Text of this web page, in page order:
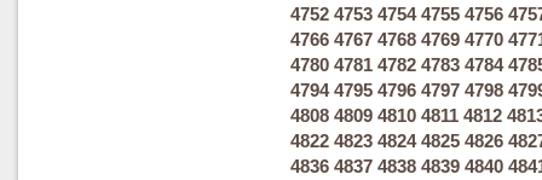
4752 4753 4754 4755 4756
4766 4767 4768 4769 4770
4780 4781 4782 4783 4784
4794 4795 4796 4797 4798
4808 4809 4810 4811 4812
4822 4823 4824 4825 4826
4836 4837 4838 4839 4840